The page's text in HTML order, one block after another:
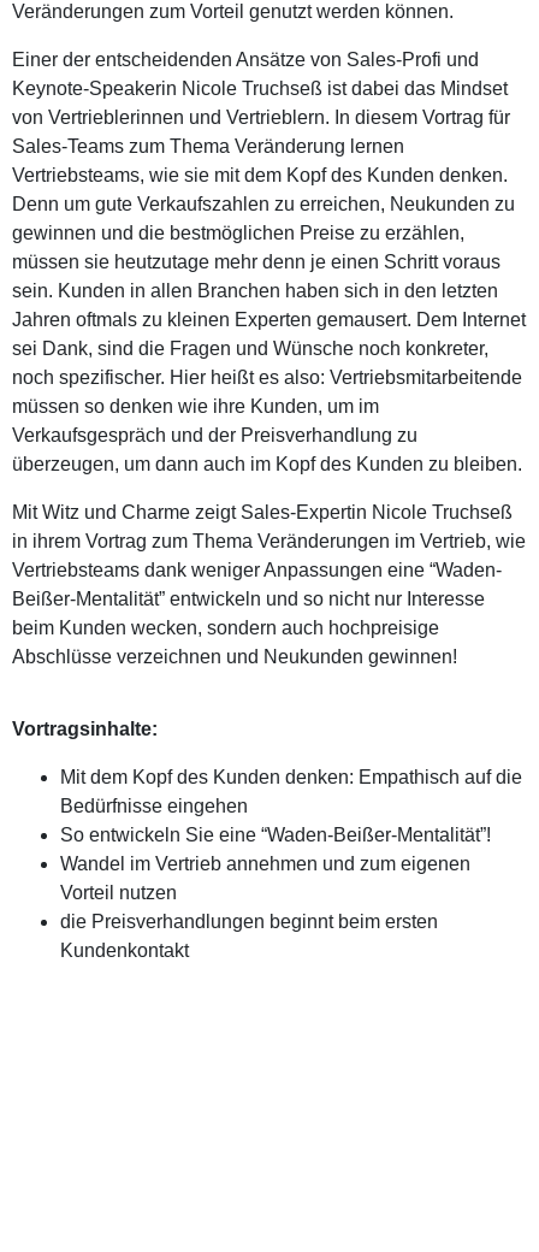
Veränderungen zum Vorteil genutzt werden können.
Einer der entscheidenden Ansätze von Sales-Profi und
Keynote-Speakerin Nicole Truchseß ist dabei das Mindset
von Vertrieblerinnen und Vertrieblern. In diesem Vortrag für
Sales-Teams zum Thema Veränderung lernen
Vertriebsteams, wie sie mit dem Kopf des Kunden denken.
Denn um gute Verkaufszahlen zu erreichen, Neukunden zu
gewinnen und die bestmöglichen Preise zu erzählen,
müssen sie heutzutage mehr denn je einen Schritt voraus
sein. Kunden in allen Branchen haben sich in den letzten
Jahren oftmals zu kleinen Experten gemausert. Dem Internet
sei Dank, sind die Fragen und Wünsche noch konkreter,
noch spezifischer. Hier heißt es also: Vertriebsmitarbeitende
müssen so denken wie ihre Kunden, um im
Verkaufsgespräch und der Preisverhandlung zu
überzeugen, um dann auch im Kopf des Kunden zu bleiben.
Mit Witz und Charme zeigt Sales-Expertin Nicole Truchseß
in ihrem Vortrag zum Thema Veränderungen im Vertrieb, wie
Vertriebsteams dank weniger Anpassungen eine “Waden-
Beißer-Mentalität” entwickeln und so nicht nur Interesse
beim Kunden wecken, sondern auch hochpreisige
Abschlüsse verzeichnen und Neukunden gewinnen!
Vortragsinhalte:
Mit dem Kopf des Kunden denken: Empathisch auf die
Bedürfnisse eingehen
So entwickeln Sie eine “Waden-Beißer-Mentalität”!
Wandel im Vertrieb annehmen und zum eigenen
Vorteil nutzen
die Preisverhandlungen beginnt beim ersten
Kundenkontakt